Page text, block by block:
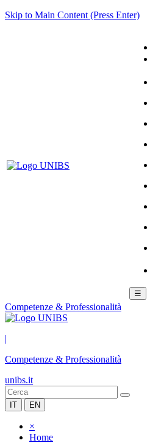
Skip to Main Content (Press Enter)
☰
Competenze & Professionalità
|
Competenze & Professionalità
unibs.it
IT EN
×
Home